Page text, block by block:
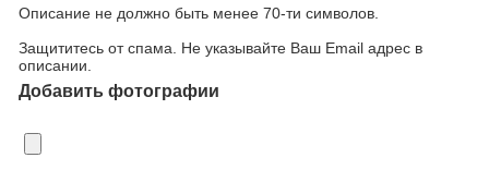
Описание не должно быть менее 70-ти символов.
Защититесь от спама. Не указывайте Ваш Email адрес в
описании.
Добавить фотографии